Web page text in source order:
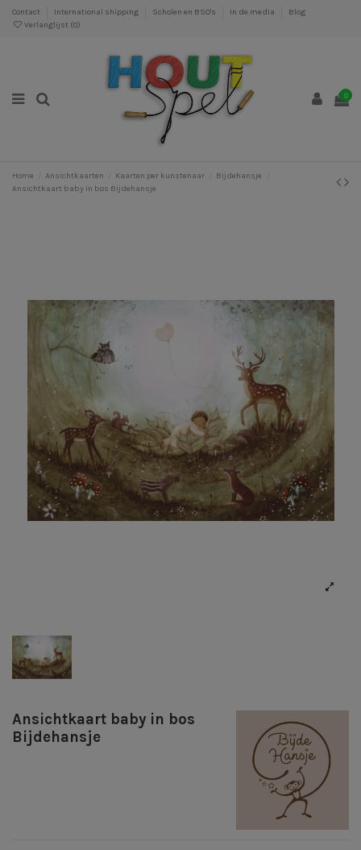
Contact International shipping Scholen en BSO's In de media
Blog
Verlanglijst (0)
0
Home Ansichtkaarten Kaarten per kunstenaar
Bijdehansje
Ansichtkaart baby in bos Bijdehansje
Ansichtkaart baby in bos
Bijdehansje